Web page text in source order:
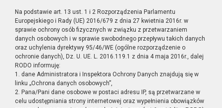
Na podstawie art. 13 ust. 1 i 2 Rozporządzenia Parlamentu
Europejskiego i Rady (UE) 2016/679 z dnia 27 kwietnia 2016r. w
sprawie ochrony osób fizycznych w związku z przetwarzaniem
danych osobowych i w sprawie swobodnego przepływu takich danych
oraz uchylenia dyrektywy 95/46/WE (ogólne rozporządzenie o
ochronie danych), Dz. U. UE. L. 2016.119.1 z dnia 4 maja 2016r., dalej
RODO informuję:
1. dane Administratora i Inspektora Ochrony Danych znajdują się w
linku „Ochrona danych osobowych”,
2. Pana/Pani dane osobowe w postaci adresu IP, są przetwarzane w
celu udostępniania strony internetowej oraz wypełnienia obowiązków